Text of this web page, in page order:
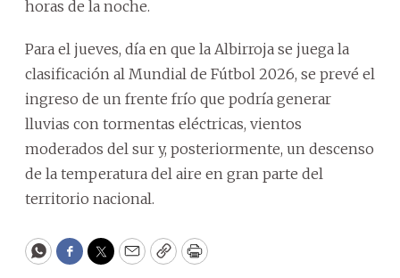
horas de la noche.
Para el jueves, día en que la Albirroja se juega la
clasificación al Mundial de Fútbol 2026, se prevé el
ingreso de un frente frío que podría generar
lluvias con tormentas eléctricas, vientos
moderados del sur y, posteriormente, un descenso
de la temperatura del aire en gran parte del
territorio nacional.
WhatsApp
Facebook
Twitter
EmailCopyPrint